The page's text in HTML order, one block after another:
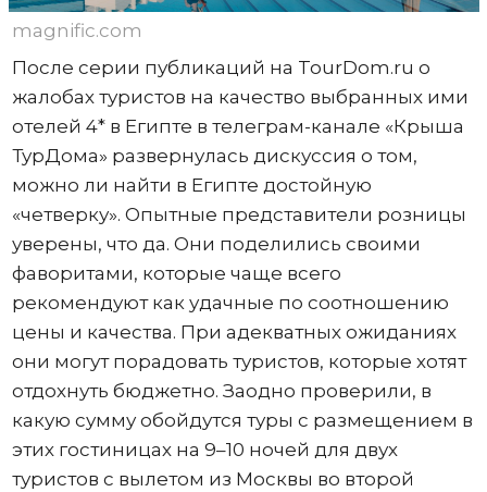
magnific.com
После серии публикаций на TourDom.ru о
жалобах туристов на качество выбранных ими
отелей 4* в Египте в телеграм-канале «Крыша
ТурДома» развернулась дискуссия о том,
можно ли найти в Египте достойную
«четверку». Опытные представители розницы
уверены, что да. Они поделились своими
фаворитами, которые чаще всего
рекомендуют как удачные по соотношению
цены и качества. При адекватных ожиданиях
они могут порадовать туристов, которые хотят
отдохнуть бюджетно. Заодно проверили, в
какую сумму обойдутся туры с размещением в
этих гостиницах на 9–10 ночей для двух
туристов с вылетом из Москвы во второй